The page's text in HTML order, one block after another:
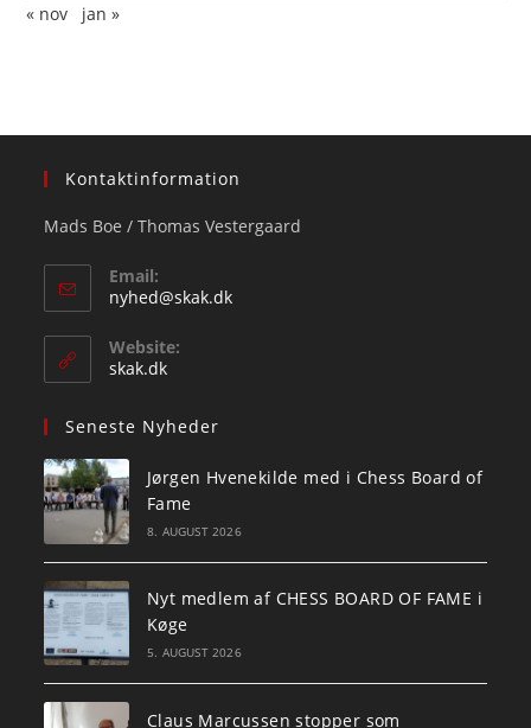
« nov jan »
Kontaktinformation
Mads Boe / Thomas Vestergaard
Email:
nyhed@skak.dkOpens
Website:
skak.dk
Seneste Nyheder
Jørgen Hvenekilde med i Chess Board of
Fame
8. AUGUST 2026
Nyt medlem af CHESS BOARD OF FAME i
Køge
5. AUGUST 2026
Claus Marcussen stopper som